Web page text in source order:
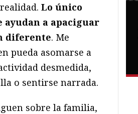
Lo único
ayudan a apaciguar
diferente. Me
pueda asomarse a
desmedida,
o sentirse narrada.
sobre la familia,